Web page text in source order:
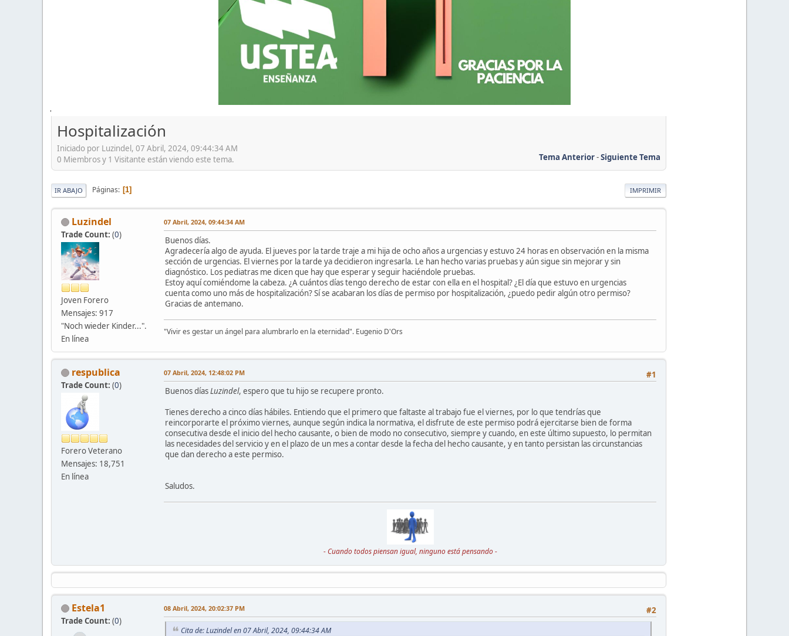
'
Hospitalización
Iniciado por Luzindel, 07 Abril, 2024, 09:44:34 AM
Tema Anterior-Siguiente Tema
0 Miembros y 1 Visitante están viendo este tema.
IMPRIMIR
IR ABAJO Páginas 1
Luzindel
Trade Count: (0)
Joven Forero
Mensajes: 917
"Noch wieder Kinder...".
En línea
07 Abril, 2024, 09:44:34 AM
Buenos días.
Agradecería algo de ayuda. El jueves por la tarde traje a mi hija de ocho años a urgencias y estuvo 24 horas en observación en la misma
sección de urgencias. El viernes por la tarde ya decidieron ingresarla. Le han hecho varias pruebas y aún sigue sin mejorar y sin
diagnóstico. Los pediatras me dicen que hay que esperar y seguir haciéndole pruebas.
Estoy aquí comiéndome la cabeza. ¿A cuántos días tengo derecho de estar con ella en el hospital? ¿El día que estuvo en urgencias
cuenta como uno más de hospitalización? Sí se acabaran los días de permiso por hospitalización, ¿puedo pedir algún otro permiso?
Gracias de antemano.
"Vivir es gestar un ángel para alumbrarlo en la eternidad". Eugenio D'Ors
respublica
Trade Count: (0)
Forero Veterano
Mensajes: 18,751
En línea
#1
07 Abril, 2024, 12:48:02 PM
Buenos díasLuzindel, espero que tu hijo se recupere pronto.
Tienes derecho a cinco días hábiles. Entiendo que el primero que faltaste al trabajo fue el viernes, por lo que tendrías que
reincorporarte el próximo viernes, aunque según indica la normativa, el disfrute de este permiso podrá ejercitarse bien de forma
consecutiva desde el inicio del hecho causante, o bien de modo no consecutivo, siempre y cuando, en este último supuesto, lo permitan
las necesidades del servicio y en el plazo de un mes a contar desde la fecha del hecho causante, y en tanto persistan las circunstancias
que dan derecho a este permiso.
Saludos.
- Cuando todos piensan igual, ninguno está pensando -
Estela1
Trade Count: (0)
#2
08 Abril, 2024, 20:02:37 PM
Cita de: Luzindel en 07 Abril, 2024, 09:44:34 AM